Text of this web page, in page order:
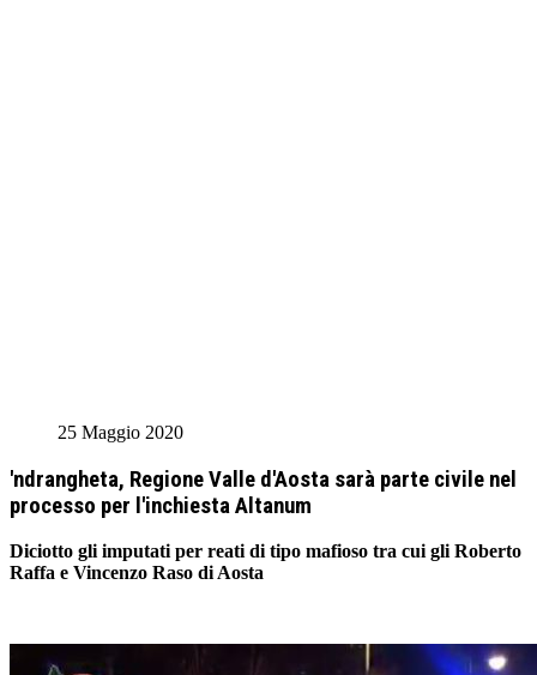
25 Maggio 2020
'ndrangheta, Regione Valle d'Aosta sarà parte civile nel
processo per l'inchiesta Altanum
Diciotto gli imputati per reati di tipo mafioso tra cui gli Roberto
Raffa e Vincenzo Raso di Aosta